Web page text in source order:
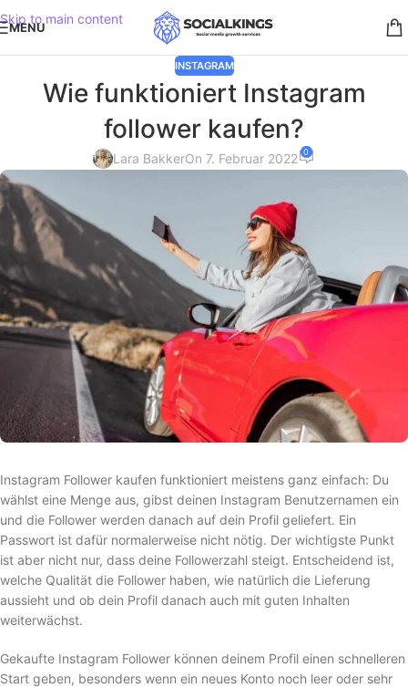
Skip to main content
MENU
INSTAGRAM
Wie funktioniert Instagram
follower kaufen?
Lara BakkerOn 7. Februar 2022 0
Instagram Follower kaufen funktioniert meistens ganz einfach: Du
wählst eine Menge aus, gibst deinen Instagram Benutzernamen ein
und die Follower werden danach auf dein Profil geliefert. Ein
Passwort ist dafür normalerweise nicht nötig. Der wichtigste Punkt
ist aber nicht nur, dass deine Followerzahl steigt. Entscheidend ist,
welche Qualität die Follower haben, wie natürlich die Lieferung
aussieht und ob dein Profil danach auch mit guten Inhalten
weiterwächst.
Gekaufte Instagram Follower können deinem Profil einen schnelleren
Start geben, besonders wenn ein neues Konto noch leer oder sehr